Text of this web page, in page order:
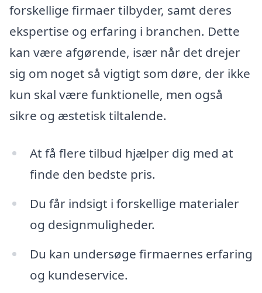
forskellige firmaer tilbyder, samt deres
ekspertise og erfaring i branchen. Dette
kan være afgørende, især når det drejer
sig om noget så vigtigt som døre, der ikke
kun skal være funktionelle, men også
sikre og æstetisk tiltalende.
At få flere tilbud hjælper dig med at
finde den bedste pris.
Du får indsigt i forskellige materialer
og designmuligheder.
Du kan undersøge firmaernes erfaring
og kundeservice.